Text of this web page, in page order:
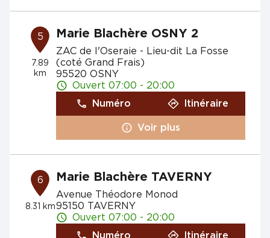
5
7.89
km
Marie Blachère OSNY 2
ZAC de l'Oseraie - Lieu-dit La Fosse
(coté Grand Frais)
95520 OSNY
Ouvert 07:00 - 20:00
Numéro
Itinéraire
Voir plus
6
8.31 km
Marie Blachère TAVERNY
Avenue Théodore Monod
95150 TAVERNY
Ouvert 07:00 - 20:00
Numéro
Itinéraire